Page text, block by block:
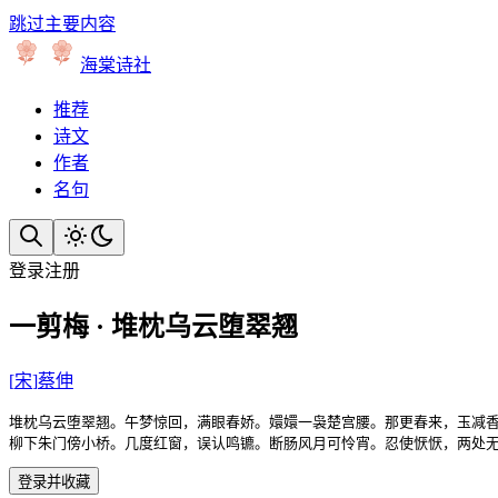
跳过主要内容
海棠诗社
推荐
诗文
作者
名句
登录注册
一剪梅 · 堆枕乌云堕翠翘
[宋]蔡伸
堆枕乌云堕翠翘。午梦惊回，满眼春娇。嬛嬛一袅楚宫腰。那更春来，玉减香
柳下朱门傍小桥。几度红窗，误认鸣镳。断肠风月可怜宵。忍使恹恹，两处无
登录并收藏